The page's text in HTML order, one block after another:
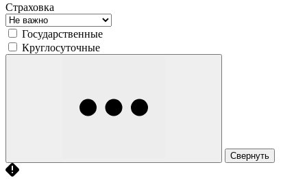
Страховка
Государственные
Круглосуточные
Свернуть